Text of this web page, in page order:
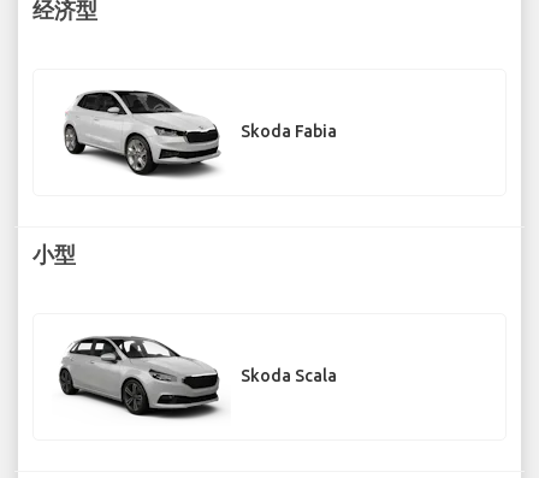
经济型
Skoda Fabia
小型
Skoda Scala